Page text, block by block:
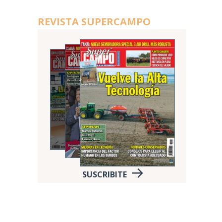
REVISTA SUPERCAMPO
SUSCRIBITE